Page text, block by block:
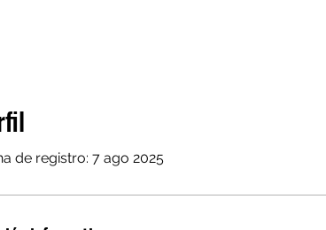
de registro: 7 ago 2025